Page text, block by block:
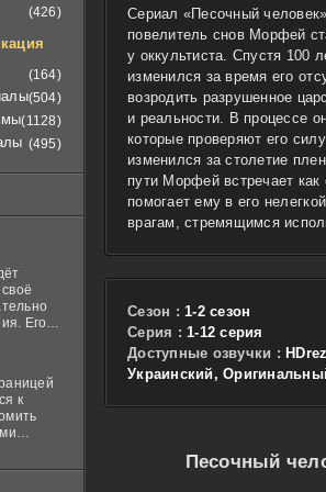
Сериал «Песочный
повелитель снов Морфей
у оккультиста. Спустя 100
изменился за время его
возродить разрушенное
и реальности. В процессе
которые проверяют его
изменился за столетие
пути Морфей встречает
помогает ему в его
врагам, стремящимся
Сезон : 1-2 сезон
Cерия : 1-12 серия
Доступные озвучки :
Украинский,
Песочный
(426)
(164)
(504)
(1128)
(495)
Его
в
к